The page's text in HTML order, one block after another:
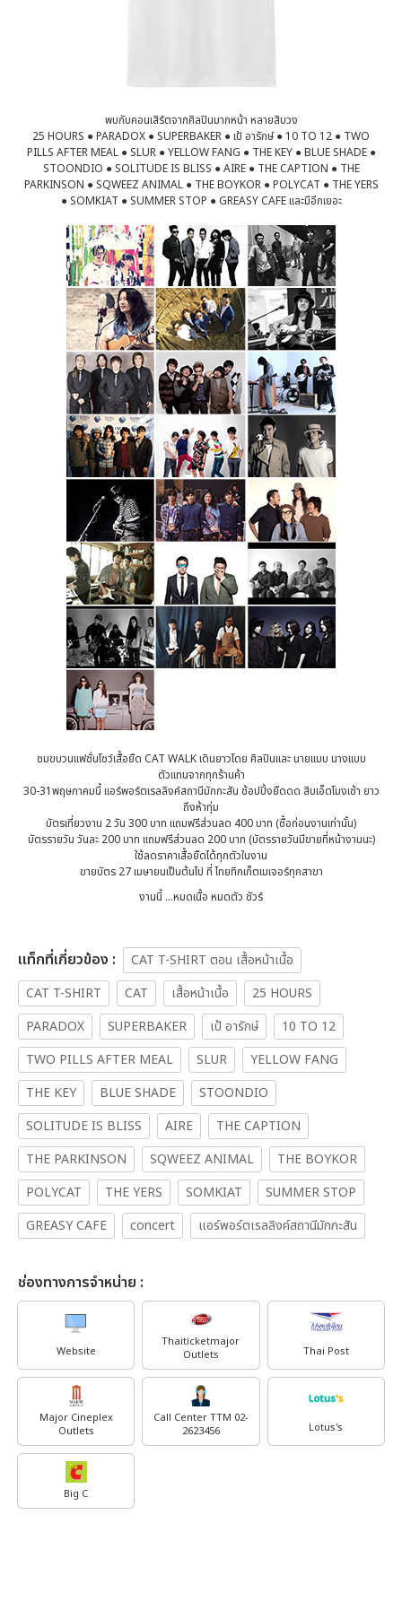
พบกับคอนเสิร์ตจากศิลปินมากหน้า หลายสิบวง
25 HOURS ● PARADOX ● SUPERBAKER ● เป้ อารักษ์ ● 10 TO 12 ● TWO
PILLS AFTER MEAL ● SLUR ● YELLOW FANG ● THE KEY ● BLUE SHADE ●
STOONDIO ● SOLITUDE IS BLISS ● AIRE ● THE CAPTION ● THE
PARKINSON ● SQWEEZ ANIMAL ● THE BOYKOR ● POLYCAT ● THE YERS
● SOMKIAT ● SUMMER STOP ● GREASY CAFE และมีอีกเยอะ
ชมขบวนแฟชั่นโชว์เสื้อยืด CAT WALK เดินยาวโดย ศิลปินและ นายแบบ นางแบบ
ตัวแทนจากทุกร้านค้า
30-31พฤษภาคมนี้ แอร์พอร์ตเรลลิงค์สถานีมักกะสัน ช้อปปิ้งยืดดด สิบเอ็ดโมงเช้า ยาว
ถึงห้าทุ่ม
บัตรเที่ยวงาน 2 วัน 300 บาท แถมฟรีส่วนลด 400 บาท (ซื้อก่อนงานเท่านั้น)
บัตรรายวัน วันละ 200 บาท แถมฟรีส่วนลด 200 บาท (บัตรรายวันมีขายที่หน้างานนะ)
ใช้ลดราคาเสื้อยืดได้ทุกตัวในงาน
ขายบัตร 27 เมษายนเป็นต้นไป ที่ ไทยทิกเก็ตเมเจอร์ทุกสาขา
งานนี้ ...หมดเนื้อ หมดตัว ชัวร์
เเท็กที่เกี่ยวข้อง :
CAT T-SHIRT ตอน เสื้อหน้าเนื้อ
CAT T-SHIRT
CAT เสื้อหน้าเนื้อ
25 HOURS
PARADOX
SUPERBAKER เป้ อารักษ์
10 TO 12
TWO PILLS AFTER MEAL
SLUR
YELLOW FANG
THE KEY
BLUE SHADE
STOONDIO
SOLITUDE IS BLISS
AIRE
THE CAPTION
THE PARKINSON
SQWEEZ ANIMAL
THE BOYKOR
POLYCAT
THE YERS SOMKIAT
SUMMER STOP
GREASY CAFE
concert แอร์พอร์ตเรลลิงค์สถานีมักกะสัน
ช่องทางการจำหน่าย :
Website
Thaiticketmajor
Outlets
Thai Post
Major Cineplex
Outlets
Call Center TTM 02-
2623456
Lotus's
Big C